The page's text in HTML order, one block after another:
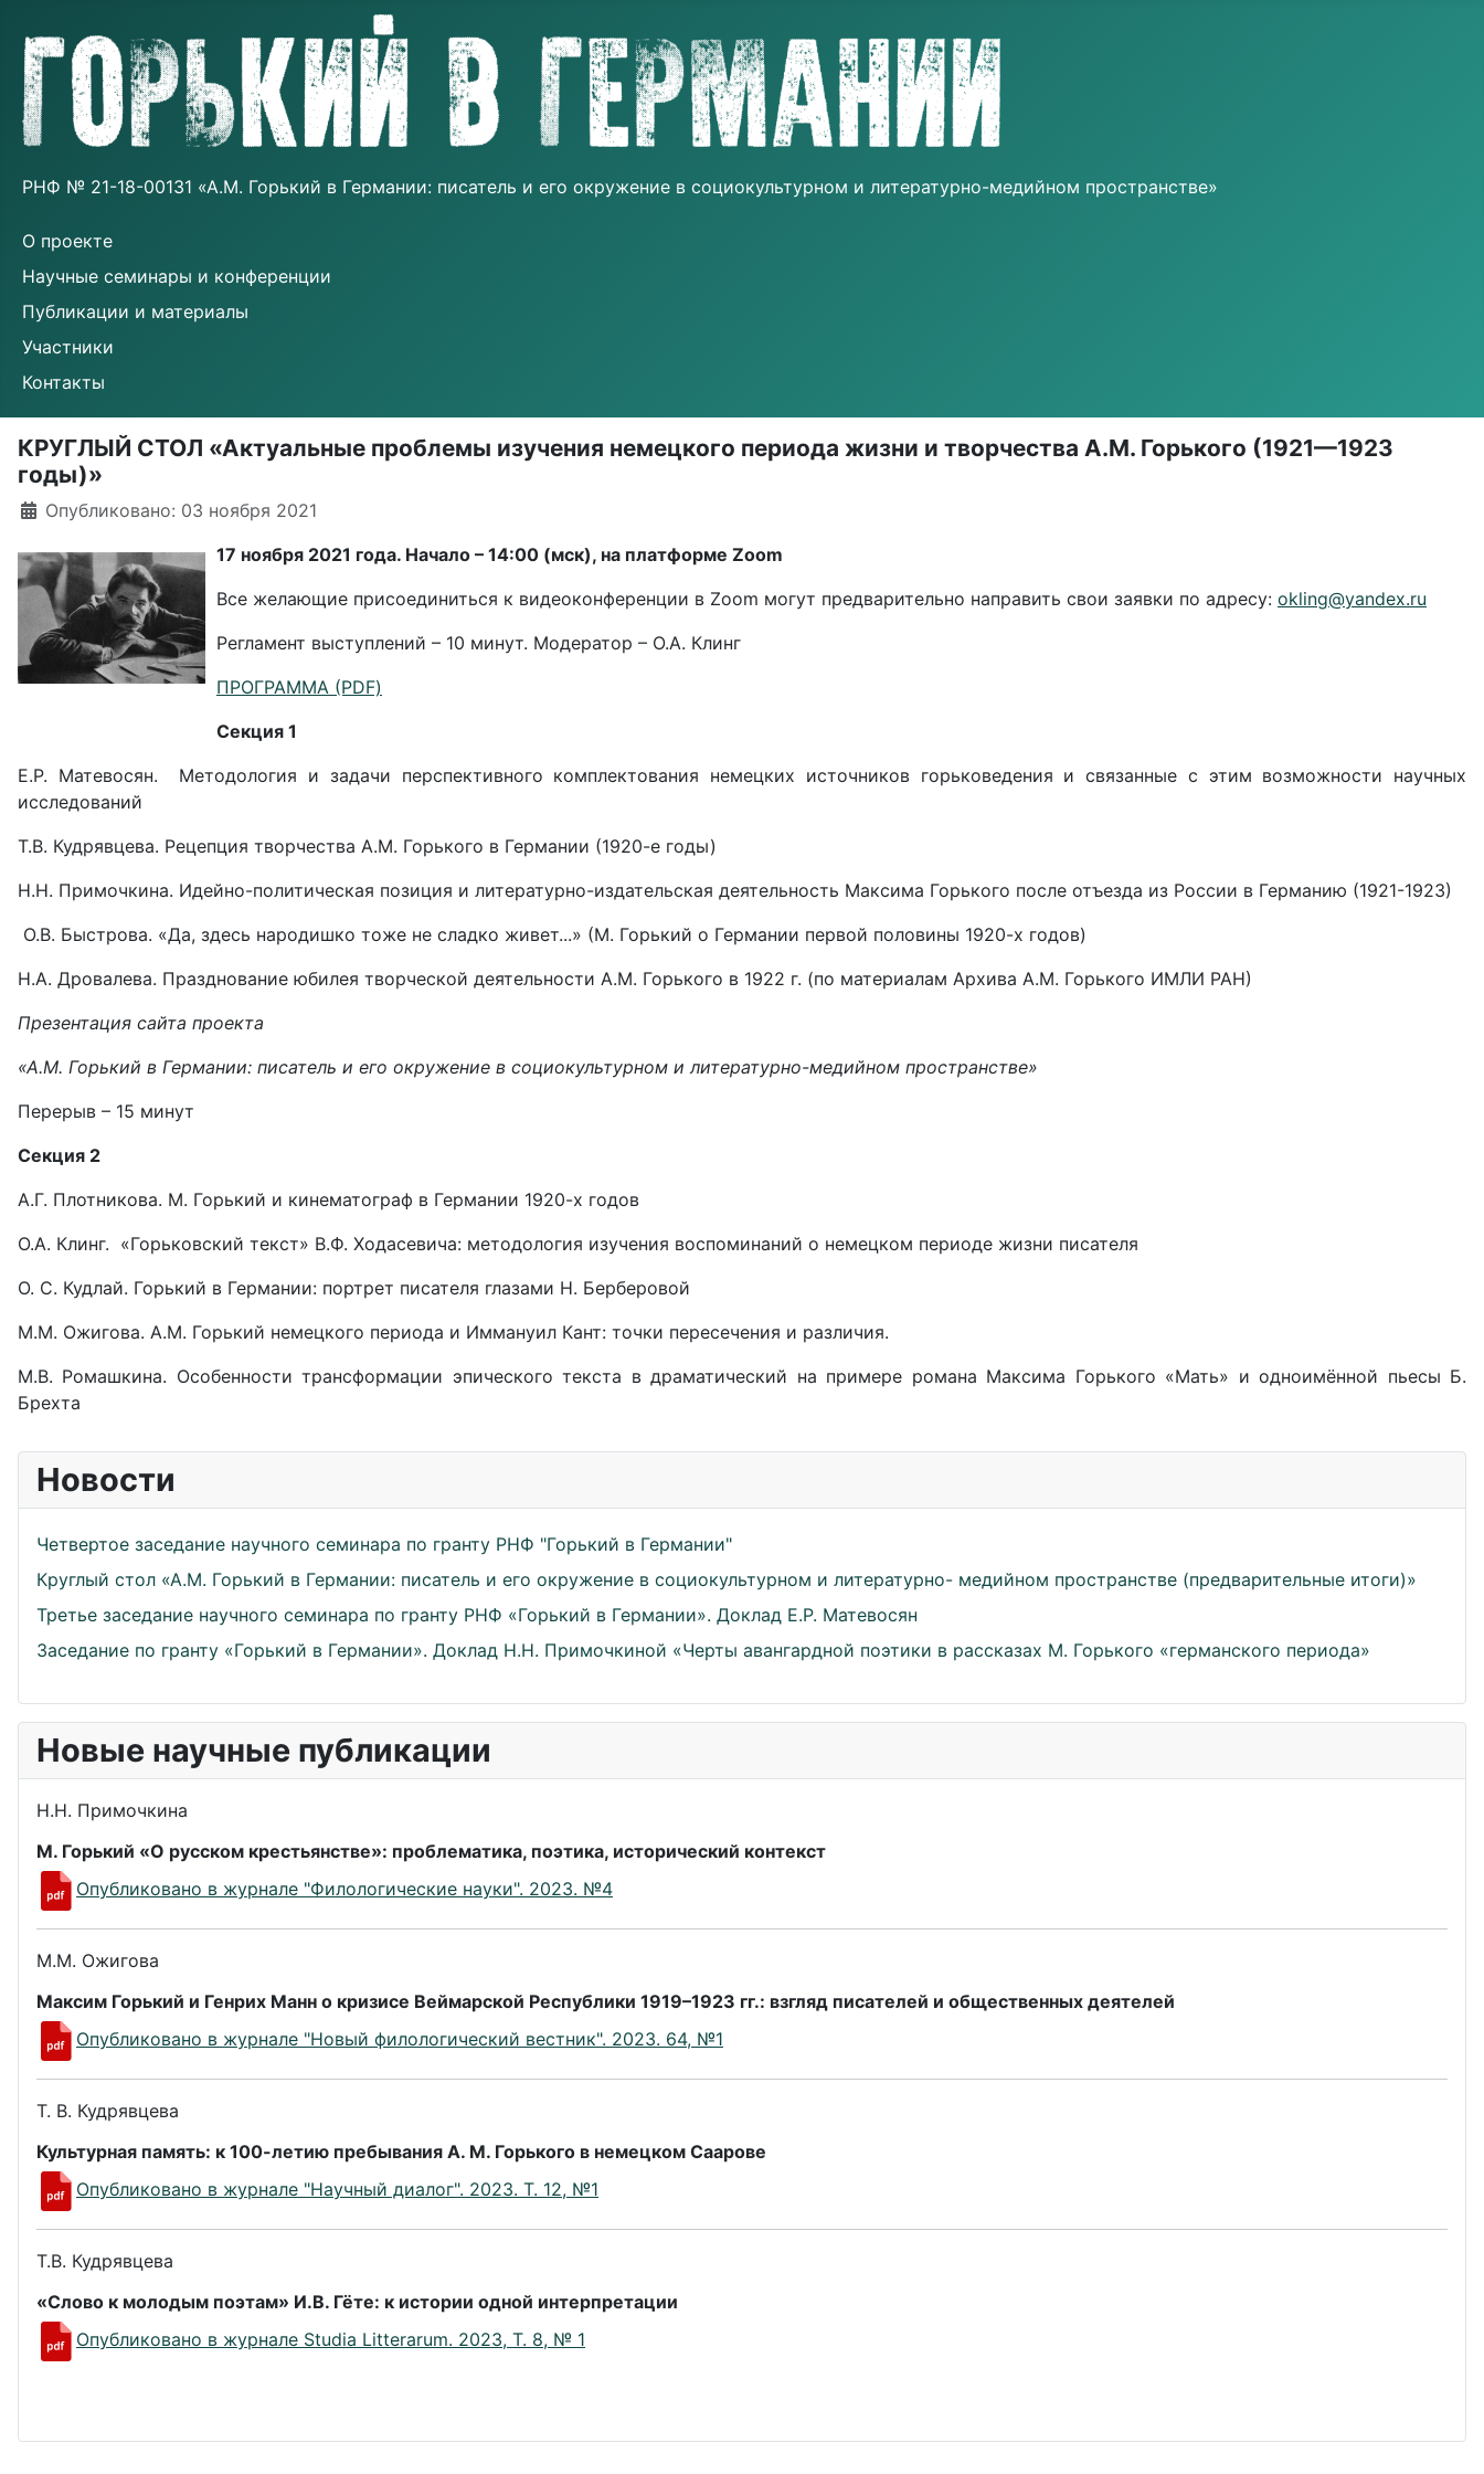
РНФ № 21-18-00131 «А.М. Горький в Германии: писатель и его окружение в социокультурном и литературно-медийном пространстве»
О проекте
Научные семинары и конференции
Публикации и материалы
Участники
Контакты
КРУГЛЫЙ СТОЛ «Актуальные проблемы изучения немецкого периода жизни и творчества А.М. Горького (1921—1923
годы)»
Информация о материале
Опубликовано: 03 ноября 2021
17 ноября 2021 года. Начало – 14:00 (мск), на платформе Zoom
Все желающие присоединиться к видеоконференции в Zoom могут предварительно направить свои заявки по адресу: okling@yandex.ru
Регламент выступлений – 10 минут. Модератор – О.А. Клинг
ПРОГРАММА (PDF)
Секция 1
Е.Р. Матевосян. Методология и задачи перспективного комплектования немецких источников горьковедения и связанные с этим возможности научных
исследований
Т.В. Кудрявцева. Рецепция творчества А.М. Горького в Германии (1920-е годы)
Н.Н. Примочкина. Идейно-политическая позиция и литературно-издательская деятельность Максима Горького после отъезда из России в Германию (1921-1923)
О.В. Быстрова. «Да, здесь народишко тоже не сладко живет...» (М. Горький о Германии первой половины 1920-х годов)
Н.А. Дровалева. Празднование юбилея творческой деятельности А.М. Горького в 1922 г. (по материалам Архива А.М. Горького ИМЛИ РАН)
Презентация сайта проекта
«А.М. Горький в Германии: писатель и его окружение в социокультурном и литературно-медийном пространстве»
Перерыв – 15 минут
Секция 2
А.Г. Плотникова. М. Горький и кинематограф в Германии 1920-х годов
О.А. Клинг. «Горьковский текст» В.Ф. Ходасевича: методология изучения воспоминаний о немецком периоде жизни писателя
О. С. Кудлай. Горький в Германии: портрет писателя глазами Н. Берберовой
М.М. Ожигова. А.М. Горький немецкого периода и Иммануил Кант: точки пересечения и различия.
М.В. Ромашкина. Особенности трансформации эпического текста в драматический на примере романа Максима Горького «Мать» и одноимённой пьесы Б.
Брехта
Новости
Четвертое заседание научного семинара по гранту РНФ "Горький в Германии"
Круглый стол «А.М. Горький в Германии: писатель и его окружение в социокультурном и литературно- медийном пространстве (предварительные итоги)»
Третье заседание научного семинара по гранту РНФ «Горький в Германии». Доклад Е.Р. Матевосян
Заседание по гранту «Горький в Германии». Доклад Н.Н. Примочкиной «Черты авангардной поэтики в рассказах М. Горького «германского периода»
Новые научные публикации
Н.Н. Примочкина
М. Горький «О русском крестьянстве»: проблематика, поэтика, исторический контекст
Опубликовано в журнале "Филологические науки". 2023. №4
М.М. Ожигова
Максим Горький и Генрих Манн о кризисе Веймарской Республики 1919–1923 гг.: взгляд писателей и общественных деятелей
Опубликовано в журнале "Новый филологический вестник". 2023. 64, №1
Т. В. Кудрявцева
Культурная память: к 100-летию пребывания А. М. Горького в немецком Саарове
Опубликовано в журнале "Научный диалог". 2023. Т. 12, №1
Т.В. Кудрявцева
«Слово к молодым поэтам» И.В. Гёте: к истории одной интерпретации
Опубликовано в журнале Studia Litterarum. 2023, Т. 8, № 1